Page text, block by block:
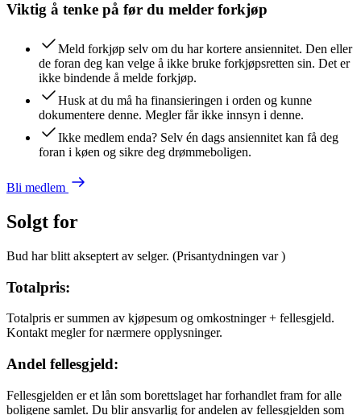
Viktig å tenke på før du melder forkjøp
Meld forkjøp selv om du har kortere ansiennitet. Den eller
de foran deg kan velge å ikke bruke forkjøpsretten sin. Det er
ikke bindende å melde forkjøp.
Husk at du må ha finansieringen i orden og kunne
dokumentere denne. Megler får ikke innsyn i denne.
Ikke medlem enda? Selv én dags ansiennitet kan få deg
foran i køen og sikre deg drømmeboligen.
Bli medlem
Solgt for
Bud har blitt akseptert av selger. (Prisantydningen var)
Totalpris:
Totalpris er summen av kjøpesum og omkostninger + fellesgjeld.
Kontakt megler for nærmere opplysninger.
Andel fellesgjeld:
Fellesgjelden er et lån som borettslaget har forhandlet fram for alle
boligene samlet. Du blir ansvarlig for andelen av fellesgjelden som